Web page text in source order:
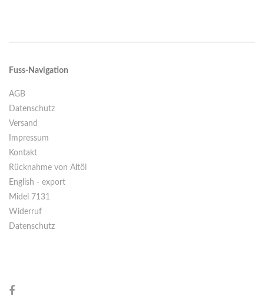
Fuss-Navigation
AGB
Datenschutz
Versand
Impressum
Kontakt
Rücknahme von Altöl
English - export
Midel 7131
Widerruf
Datenschutz